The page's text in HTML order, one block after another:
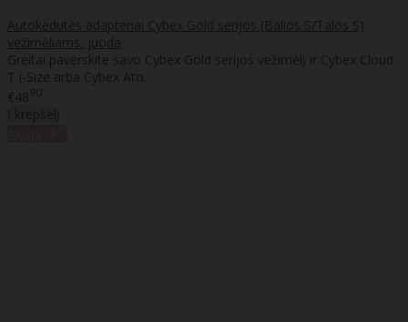
Autokėdutės adapteriai Cybex Gold serijos (Balios S/Talos S)
vežimėliams, juoda
Greitai paverskite savo Cybex Gold serijos vežimėlį ir Cybex Cloud
T i-Size arba Cybex Ato..
€4890